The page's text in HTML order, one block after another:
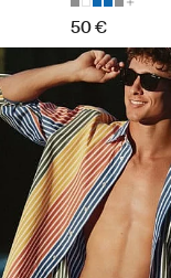
50 €